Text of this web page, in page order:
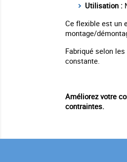
Utilisation :
Ce flexible est un
montage/
Fabriqué selon
constante.
Améliorez votre
contraintes.